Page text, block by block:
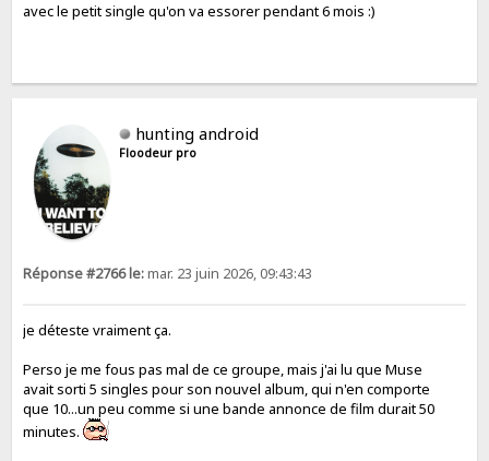
avec le petit single qu'on va essorer pendant 6 mois :)
hunting android
Floodeur pro
Réponse #2766 le:mar. 23 juin 2026, 09:43:43
je déteste vraiment ça.
Perso je me fous pas mal de ce groupe, mais j'ai lu que Muse
avait sorti 5 singles pour son nouvel album, qui n'en comporte
que 10...un peu comme si une bande annonce de film durait 50
minutes.